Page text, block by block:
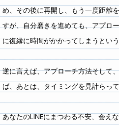
め、その後に再開し、もう一度距離
すが、自分磨きを進めても、アプロ
に復縁に時間がかかってしまうとい
逆に言えば、アプローチ方法そして
ば、あとは、タイミングを見計らっ
あなたのLINEにまつわる不安、会え